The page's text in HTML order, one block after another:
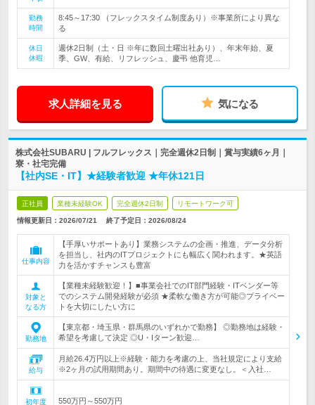
勤務
時間
8:45～17:30 （フレックスタイム制度あり）※事業所により異な
る
休日
休暇
週休2日制（土・日 ※年に数回土曜出社あり）、年末年始、夏
季、GW、有給、リフレッシュ、慶弔 他育児…
求人詳細を見る 気になる
株式会社SUBARU | フルフレックス｜完全週休2日制｜賞与実績6ヶ月｜
寮・社宅完備
【社内SE・IT】★経験者歓迎 ★年休121日
正社員 業種未経験OK 完全週休2日制 リモートワーク可
情報更新日：2026/07/21 終了予定日： 2026/08/24
仕事内容
【手厚いサポートあり】業務システムの企画・推進、データ分析
を担当し、社内のITプロジェクトにも幅広く関われます。★英語
力を活かすチャンスも豊富
対象と
なる方
【業種未経験歓迎！】■事業会社でのIT部門経験・ITベンダー等
でのシステム開発経験が必須 ★柔軟な働き方が可能◎プライベー
トを大切にしたい方に
勤務地
【東京都・埼玉県・群馬県のいずれかで勤務】 ◎勤務地は経験・
希望を考慮して決定 ◎U・Iターン歓迎…
給与
月給26.4万円以上※経験・能力を考慮の上、当社規定により支給
※2ヶ月の試用期間あり。期間中の待遇に変更なし。＜入社…
初年度
550万円～550万円